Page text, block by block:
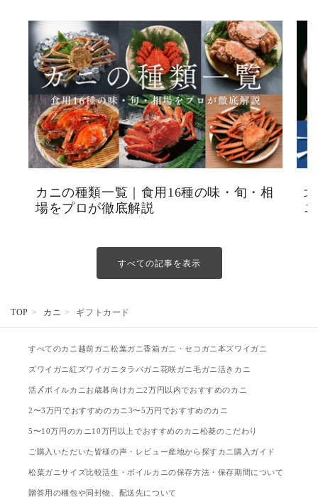
カニの種類一覧｜食用16種の味・旬・相
場をプロが徹底解説
すべての記事を表示
TOP カニ ギフトカード
すべてのカニ 越前ガニ松葉ガニ香箱ガニ・セコガニ 本ズワイガニ
ズワイガニ 紅ズワイガニ タラバガニ 花咲ガニ毛ガニ 活きカニ
活〆ボイルカニ お歳暮向けカニ2万円以内でおすすめのカニ
2〜3万円でおすすめのカニ 3〜5万円でおすすめのカニ
5〜10万円のカニ 10万円以上でおすすめのカニ 松菱のこだわり
ご購入いただいた皆様の声・レビュー産地から探すカニ購入ガイド
松葉ガニサイズ比較活生・ボイルカニの保存方法・保存期間について
贈答用の梱包や同封物、配送先について